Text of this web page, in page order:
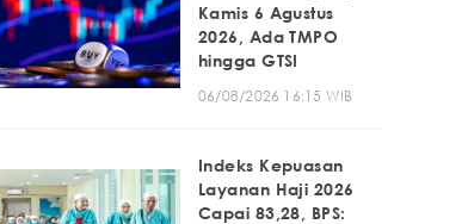
Kamis 6 Agustus
2026, Ada TMPO
hingga GTSI
06/08/2026 16:15 WIB
Indeks Kepuasan
Layanan Haji 2026
Capai 83,28, BPS: